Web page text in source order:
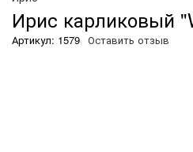
Ирис карликовый
Артикул: 1579 Оставить отзыв